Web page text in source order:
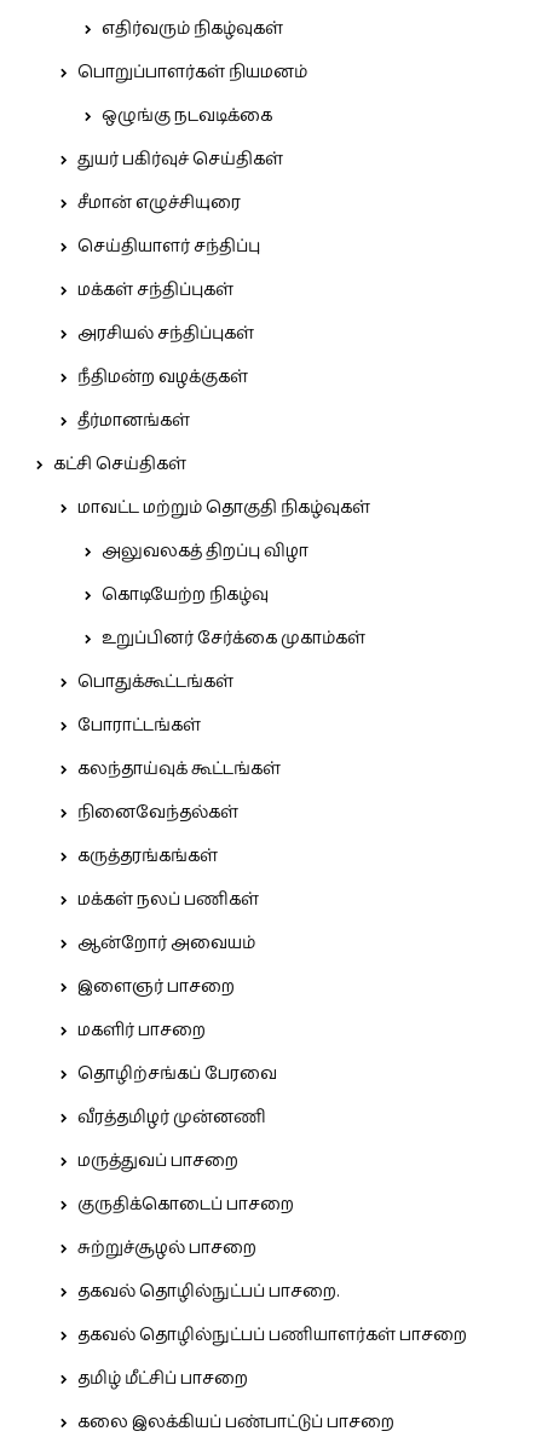
எதிர்வரும் நிகழ்வுகள்
பொறுப்பாளர்கள் நியமனம்
ஒழுங்கு நடவடிக்கை
துயர் பகிர்வுச் செய்திகள்
சீமான் எழுச்சியுரை
செய்தியாளர் சந்திப்பு
மக்கள் சந்திப்புகள்
அரசியல் சந்திப்புகள்
நீதிமன்ற வழக்குகள்
தீர்மானங்கள்
கட்சி செய்திகள்
மாவட்ட மற்றும் தொகுதி நிகழ்வுகள்
அலுவலகத் திறப்பு விழா
கொடியேற்ற நிகழ்வு
உறுப்பினர் சேர்க்கை முகாம்கள்
பொதுக்கூட்டங்கள்
போராட்டங்கள்
கலந்தாய்வுக் கூட்டங்கள்
நினைவேந்தல்கள்
கருத்தரங்கங்கள்
மக்கள் நலப் பணிகள்
ஆன்றோர் அவையம்
இளைஞர் பாசறை
மகளிர் பாசறை
தொழிற்சங்கப் பேரவை
வீரத்தமிழர் முன்னணி
மருத்துவப் பாசறை
குருதிக்கொடைப் பாசறை
சுற்றுச்சூழல் பாசறை
தகவல் தொழில்நுட்பப் பாசறை.
தகவல் தொழில்நுட்பப் பணியாளர்கள் பாசறை
தமிழ் மீட்சிப் பாசறை
கலை இலக்கியப் பண்பாட்டுப் பாசறை